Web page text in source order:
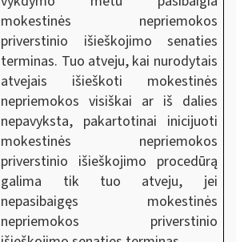
mokestinės nepriemokos
priverstinio išieškojimo senaties
terminas. Tuo atveju, kai nurodytais
atvejais išieškoti mokestinės
nepriemokos visiškai ar iš dalies
nepavyksta, pakartotinai inicijuoti
mokestinės nepriemokos
priverstinio išieškojimo procedūrą
galima tik tuo atveju, jei
nepasibaigęs mokestinės
nepriemokos priverstinio